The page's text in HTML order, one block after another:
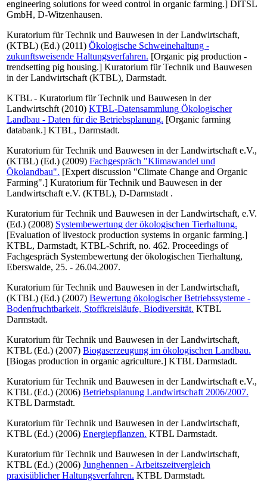
engineering solutions for weed control in organic farming.] DITSL
GmbH, D-Witzenhausen.
Kuratorium für Technik und Bauwesen in der Landwirtschaft,
(KTBL) (Ed.) (2011) Ökologische Schweinehaltung -
zukunftsweisende Haltungsverfahren. [Organic pig production -
trendsetting pig housing.] Kuratorium für Technik und Bauwesen
in der Landwirtschaft (KTBL), Darmstadt.
KTBL - Kuratorium für Technik und Bauwesen in der
Landwirtschft (2010) KTBL-Datensammlung Ökologischer
Landbau - Daten für die Betriebsplanung. [Organic farming
databank.] KTBL, Darmstadt.
Kuratorium für Technik und Bauwesen in der Landwirtschaft e.V.,
(KTBL) (Ed.) (2009) Fachgespräch "Klimawandel und
Ökolandbau". [Expert discussion "Climate Change and Organic
Farming".] Kuratorium für Technik und Bauwesen in der
Landwirtschaft e.V. (KTBL), D-Darmstadt .
Kuratorium für Technik und Bauwesen in der Landwirtschaft, e.V.
(Ed.) (2008) Systembewertung der ökologischen Tierhaltung.
[Evaluation of livestock production systems in organic farming.]
KTBL, Darmstadt, KTBL-Schrift, no. 462. Proceedings of
Fachgespräch Systembewertung der ökologischen Tierhaltung,
Eberswalde, 25. - 26.04.2007.
Kuratorium für Technik und Bauwesen in der Landwirtschaft,
(KTBL) (Ed.) (2007) Bewertung ökologischer Betriebssysteme -
Bodenfruchtbarkeit, Stoffkreisläufe, Biodiversität. KTBL
Darmstadt.
Kuratorium für Technik und Bauwesen in der Landwirtschaft,
KTBL (Ed.) (2007) Biogaserzeugung im ökologischen Landbau.
[Biogas production in organic agriculture.] KTBL Darmstadt.
Kuratorium für Technik und Bauwesen in der Landwirtschaft e.V.,
KTBL (Ed.) (2006) Betriebsplanung Landwirtschaft 2006/2007.
KTBL Darmstadt.
Kuratorium für Technik und Bauwesen in der Landwirtschaft,
KTBL (Ed.) (2006) Energiepflanzen. KTBL Darmstadt.
Kuratorium für Technik und Bauwesen in der Landwirtschaft,
KTBL (Ed.) (2006) Junghennen - Arbeitszeitvergleich
praxisüblicher Haltungsverfahren. KTBL Darmstadt.